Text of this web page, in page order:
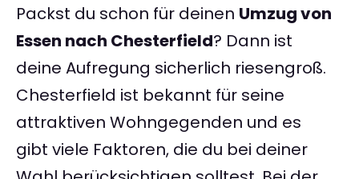
Packst du schon für deinen Umzug von
Essen nach Chesterfield? Dann ist
deine Aufregung sicherlich riesengroß.
Chesterfield ist bekannt für seine
attraktiven Wohngegenden und es
gibt viele Faktoren, die du bei deiner